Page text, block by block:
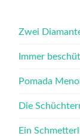
Zwei
Immer
Pomada
Die
Ein